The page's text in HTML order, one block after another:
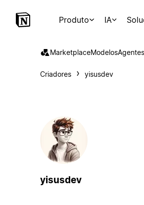
Produto IA
MarketplaceModelosAgentes
Criadores yisusdev
yisusdev